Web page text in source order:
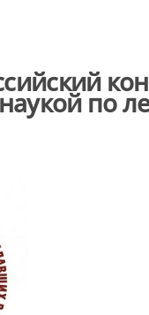
по